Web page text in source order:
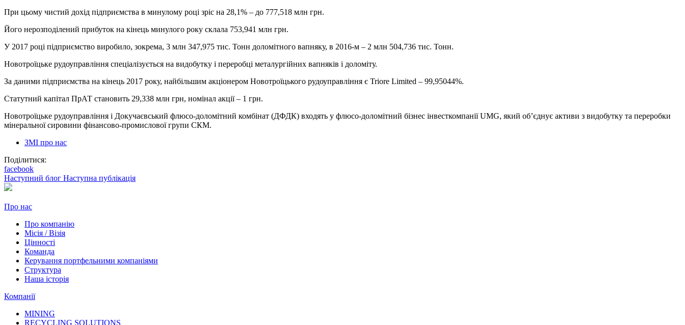
При цьому чистий дохід підприємства в минулому році зріс на 28,1% – до 777,518 млн грн.
Його нерозподілений прибуток на кінець минулого року склала 753,941 млн грн.
У 2017 році підприємство виробило, зокрема, 3 млн 347,975 тис. Тонн доломітного вапняку, в 2016-м – 2 млн 504,736 тис. Тонн.
Новотроїцьке рудоуправління спеціалізується на видобутку і переробці металургійних вапняків і доломіту.
За даними підприємства на кінець 2017 року, найбільшим акціонером Новотроїцького рудоуправління є Triore Limited – 99,95044%.
Статутний капітал ПрАТ становить 29,338 млн грн, номінал акції – 1 грн.
Новотроїцьке рудоуправління і Докучаєвський флюсо-доломітний комбінат (ДФДК) входять у флюсо-доломітний бізнес інвесткомпанії UMG, який об’єднує активи з видобутку та переробки
мінеральної сировини фінансово-промислової групи СКМ.
ЗМІ про нас
Поділитися:
facebook
Наступний блог Наступна публікація
Про нас
Про компанію
Місія / Візія
Цінності
Команда
Керування портфельними компаніями
Структура
Наша історія
Компанії
MINING
RECYCLING SOLUTIONS